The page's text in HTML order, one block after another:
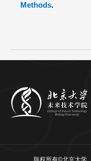
Methods.
版权所有©北京大学